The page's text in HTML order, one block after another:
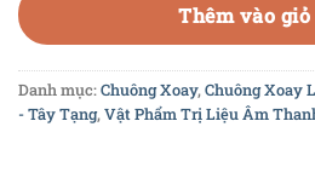
Thêm vào
Danh mục:Chuông Xoay, Chuông Xoay
- Tây Tạng, Vật Phẩm Trị Liệu Âm